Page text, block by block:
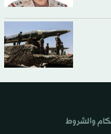
والشروط